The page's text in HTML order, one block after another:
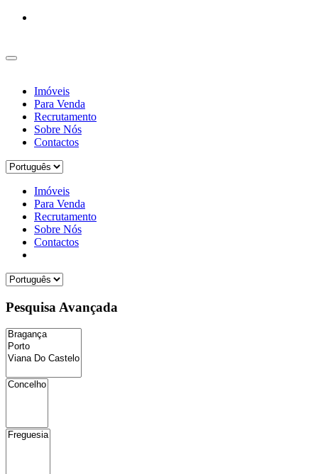
Imóveis
Para Venda
Recrutamento
Sobre Nós
Contactos
Imóveis
Para Venda
Recrutamento
Sobre Nós
Contactos
Pesquisa Avançada